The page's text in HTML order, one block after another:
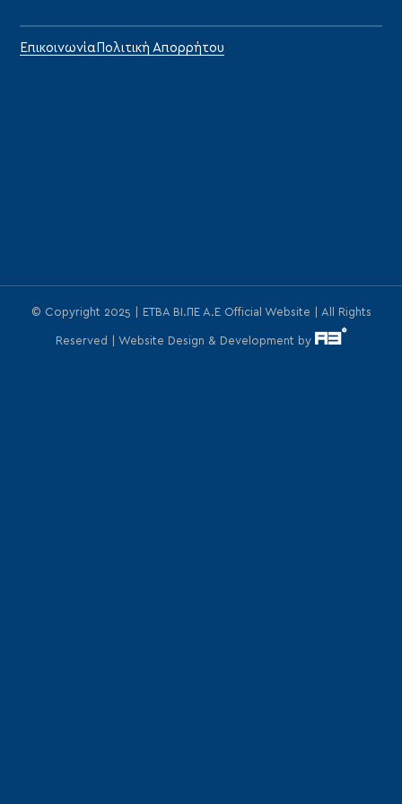
Επικοινωνία Πολιτική Απορρήτου
© Copyright 2025 | ΕΤΒΑ ΒΙ.ΠΕ Α.Ε Official Website | All Rights
Reserved | Website Design & Development by